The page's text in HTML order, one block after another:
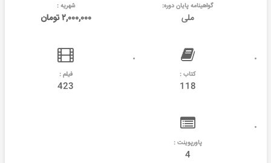
گواهینامه پایان دوره:
ملی
شهریه :
۲,۰۰۰,۰۰۰ تومان
کتاب :
118
فیلم :
423
پاورپوینت :
4